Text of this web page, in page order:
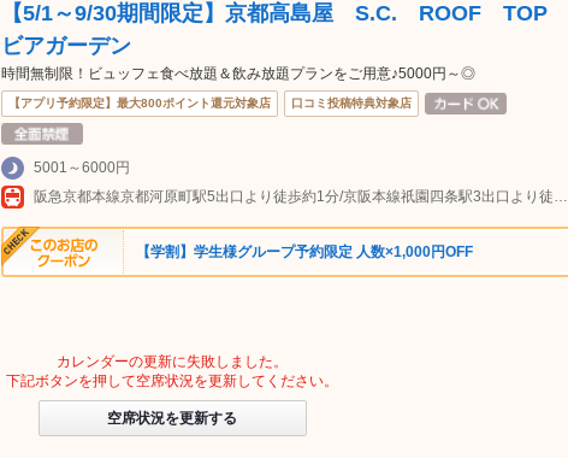
【5/1～9/30期間限定】京都高島屋 S.C. ROOF TOP
ビアガーデン
時間無制限！ビュッフェ食べ放題＆飲み放題プランをご用意♪5000円～◎
【アプリ予約限定】最大800ポイント還元対象店 口コミ投稿特典対象店
5001～6000円
阪急京都本線京都河原町駅5出口より徒歩約1分/京阪本線祇園四条駅3出口より徒歩約5分
【学割】学生様グループ予約限定 人数×1,000円OFF
カレンダーの更新に失敗しました。
下記ボタンを押して空席状況を更新してください。
空席状況を更新する